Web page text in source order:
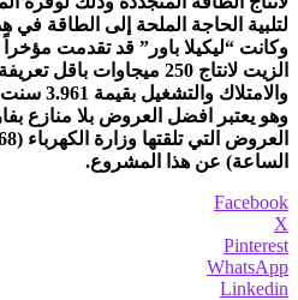
لتلبية الحاجة الملحة إلى الطاقة في
وكانت “ليكيلا باور” قد تقدمت
الزيت لانتاج 250 ميجاوات
الساعة) عن هذا المشروع.
Facebook
X
Pinterest
WhatsApp
Linkedin